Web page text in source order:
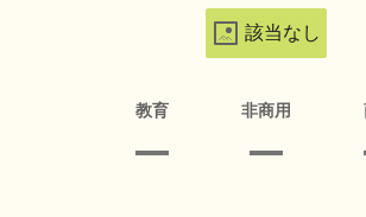
該当なし
教育 非商用